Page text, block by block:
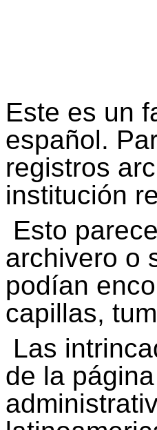
Este es un
español.
registros
institución
Esto
archivero o
podían
capillas,
Las
de la